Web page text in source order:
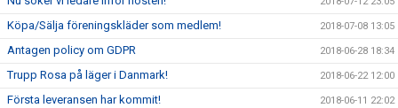
Köpa/Sälja föreningskläder som medlem! 2018-07-08 13:05
Antagen policy om GDPR 2018-06-28 18:34
Trupp Rosa på läger i Danmark! 2018-06-22 12:00
Första leveransen har kommit! 2018-06-11 22:02